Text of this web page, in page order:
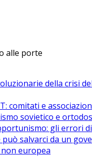
alle porte
della crisi
comitati e
sovietico e
gli errori
salvarci da un
europea